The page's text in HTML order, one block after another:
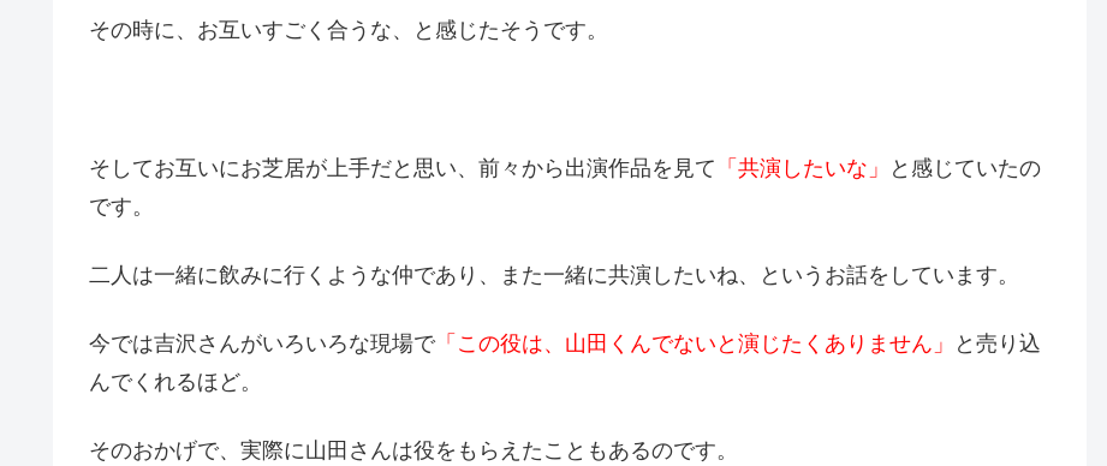
その時に、お互いすごく合うな、と感じたそうです。
そしてお互いにお芝居が上手だと思い、前々から出演作品を見て 「共演したいな」
と感じていたの
です。
二人は一緒に飲みに行くような仲であり、また一緒に共演したいね、というお話をしています。
今では吉沢さんがいろいろな現場で「この役は、山田くんでないと演じたくありません」
と売り込
んでくれるほど。
そのおかげで、実際に山田さんは役をもらえたこともあるのです。